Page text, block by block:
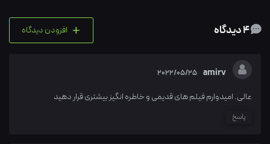
+ افزودن دیدگاه
amirv
2022/05/25
عالی. امیدوارم فیلم های قدیمی و خاطره انگیز بیشتری قرار دهید
پاسخ